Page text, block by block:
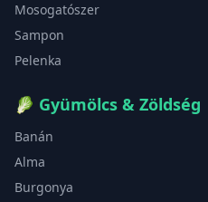
Mosogatószer
Sampon
Pelenka
🥬 Gyümölcs & Zöldség
Banán
Alma
Burgonya